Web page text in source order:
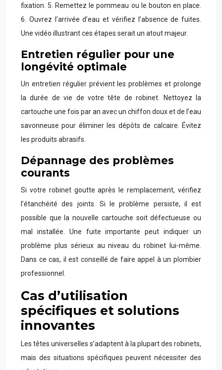
fixation. 5. Remettez le pommeau ou le bouton en place.
6. Ouvrez l’arrivée d’eau et vérifiez l’absence de fuites.
Une vidéo illustrant ces étapes serait un atout majeur.
Entretien régulier pour une
longévité optimale
Un entretien régulier prévient les problèmes et prolonge
la durée de vie de votre tête de robinet. Nettoyez la
cartouche une fois par an avec un chiffon doux et de l’eau
savonneuse pour éliminer les dépôts de calcaire. Évitez
les produits abrasifs.
Dépannage des problèmes
courants
Si votre robinet goutte après le remplacement, vérifiez
l’étanchéité des joints. Si le problème persiste, il est
possible que la nouvelle cartouche soit défectueuse ou
mal installée. Une fuite importante peut indiquer un
problème plus sérieux au niveau du robinet lui-même.
Dans ce cas, il est conseillé de faire appel à un plombier
professionnel.
Cas d’utilisation
spécifiques et solutions
innovantes
Les têtes universelles s’adaptent à la plupart des robinets,
mais des situations spécifiques peuvent nécessiter des